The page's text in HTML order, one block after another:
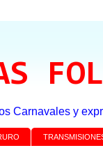
Carnavales y